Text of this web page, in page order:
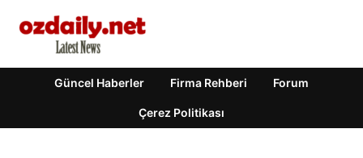
Güncel Haberler Firma Rehberi Forum
Çerez Politikası